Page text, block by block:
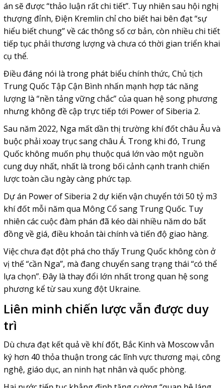
án sẽ được “thảo luận rất chi tiết”. Tuy nhiên sau hội nghị
thượng đỉnh, Điện Kremlin chỉ cho biết hai bên đạt “sự
hiểu biết chung” về các thông số cơ bản, còn nhiều chi tiết
tiếp tục phải thương lượng và chưa có thời gian triển khai
cụ thể.
Điều đáng nói là trong phát biểu chính thức, Chủ tịch
Trung Quốc Tập Cận Bình nhấn mạnh hợp tác năng
lượng là “nền tảng vững chắc” của quan hệ song phương
nhưng không đề cập trực tiếp tới Power of Siberia 2.
Sau năm 2022, Nga mất dần thị trường khí đốt châu Âu và
buộc phải xoay trục sang châu Á. Trong khi đó, Trung
Quốc không muốn phụ thuộc quá lớn vào một nguồn
cung duy nhất, nhất là trong bối cảnh cạnh tranh chiến
lược toàn cầu ngày càng phức tạp.
Dự án Power of Siberia 2 dự kiến vận chuyển tới 50 tỷ m3
khí đốt mỗi năm qua Mông Cổ sang Trung Quốc. Tuy
nhiên các cuộc đàm phán đã kéo dài nhiều năm do bất
đồng về giá, điều khoản tài chính và tiến độ giao hàng.
Việc chưa đạt đột phá cho thấy Trung Quốc không còn ở
vị thế “cần Nga”, mà đang chuyển sang trạng thái “có thể
lựa chọn”. Đây là thay đổi lớn nhất trong quan hệ song
phương kể từ sau xung đột Ukraine.
Liên minh chiến lược vẫn được duy
trì
Dù chưa đạt kết quả về khí đốt, Bắc Kinh và Moscow vẫn
ký hơn 40 thỏa thuận trong các lĩnh vực thương mại, công
nghệ, giáo dục, an ninh hạt nhân và quốc phòng.